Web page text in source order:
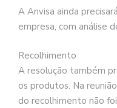
A Anvisa ainda
empresa, com análise
Recolhimento
A resolução também
os produtos. Na
do recolhimento não